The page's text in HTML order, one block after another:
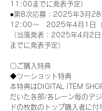
11:00までに発表予定）
●第8次応募：2025年3月28
12:00～　2025年4月1日
（当落発表：2025年4月2
までに発表予定）
〇ご購入特典
◆ツーショット特典
本特典はDIGITAL ITEM
だいた各部/各レーン毎のデ
ドの枚数のトップ購入者に付